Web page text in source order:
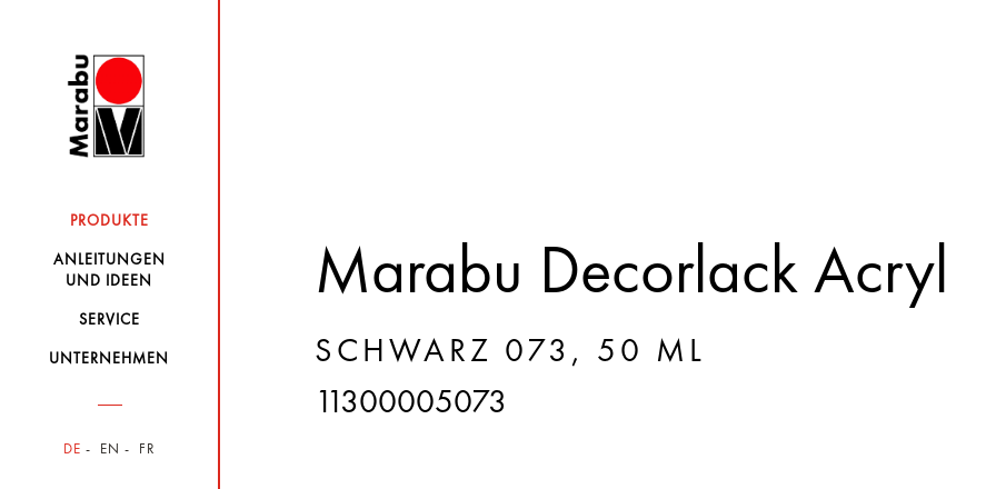
PRODUKTE
ANLEITUNGEN
UND IDEEN
SERVICE
UNTERNEHMEN
DE EN FR
Marabu Decorlack Acryl
SCHWARZ 073, 50 ML
11300005073